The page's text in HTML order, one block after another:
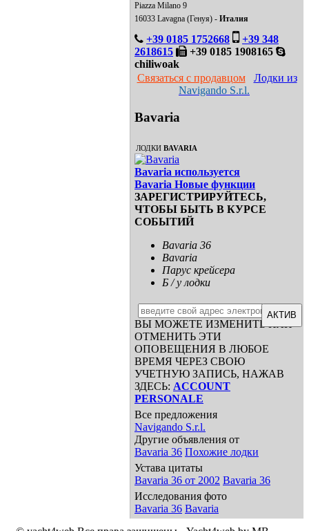
Piazza Milano 9
16033 Lavagna (Генуя) - Италия
+39 0185 1752668
+39 348
2618615
+39 0185 1908165
chiliwoak
Связаться с продавцом
Лодки из
Navigando S.r.l.
Bavaria
ЛОДКИ BAVARIA
Bavaria используется
Bavaria Новые функции
ЗАРЕГИСТРИРУЙТЕСЬ,
ЧТОБЫ БЫТЬ В КУРСЕ
СОБЫТИЙ
Bavaria 36
Bavaria
Парус крейсера
Б / у лодки
АКТИВ
ВЫ МОЖЕТЕ ИЗМЕНИТЬ ИЛИ
ОТМЕНИТЬ ЭТИ
ОПОВЕЩЕНИЯ В ЛЮБОЕ
ВРЕМЯ ЧЕРЕЗ СВОЮ
УЧЕТНУЮ ЗАПИСЬ, НАЖАВ
ЗДЕСЬ: ACCOUNT
PERSONALE
Все предложения
Navigando S.r.l.
Другие объявления от
Bavaria 36 Похожие лодки
Устава цитаты
Bavaria 36 от 2002 Bavaria 36
Исследования фото
Bavaria 36 Bavaria